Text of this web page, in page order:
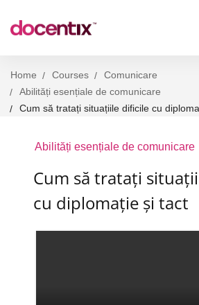
Home Courses
Comunicare
Abilități esențiale de comunicare
Cum să tratați situațiile dificile cu
Abilități esențiale de comunicare
Cum să tratați
cu diplomație și tact